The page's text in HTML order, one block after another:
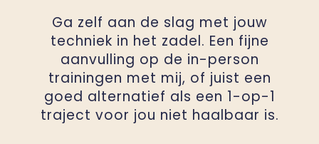
Ga zelf aan de slag met jouw
techniek in het zadel. Een fijne
aanvulling op de in-person
trainingen met mij, of juist een
goed alternatief als een 1-op-1
traject voor jou niet haalbaar is.